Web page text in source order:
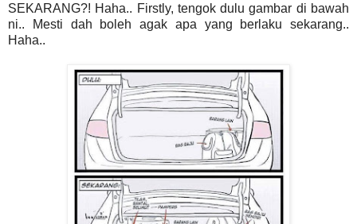
SEKARANG?! Haha.. Firstly, tengok dulu gambar di bawah
ni.. Mesti dah boleh agak apa yang berlaku sekarang..
Haha..